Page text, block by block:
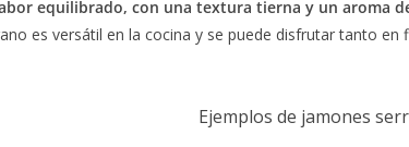
equilibrado, con una textura tierna y un aroma
es versátil en la cocina y se puede disfrutar tanto
Ejemplos de jamones